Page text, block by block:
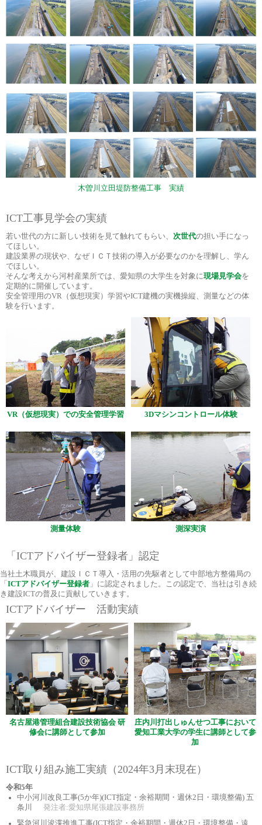
木曽川立田堤防整備工事 実績
ICT工事見学会の実績
若い世代の方に新しい技術を見て触れてもらい、 次世代の担い手になっ
てほしい。
建設業界の現状や、なぜＩＣＴ技術の導入が必要なのかを理解し、学ん
でほしい。
そんな考えから河村産業所では、愛知県の大学生を対象に現場見学会を
定期的に開催しています。
安全管理用のVR（仮想現実）学習やICT建機の実機操縦、測量などの体
験を行います。
VR（仮想現実）での安全管理学習 3Dマシンコントロール体験
測量体験 測深実演
「ICTアドバイザー登録者」認定
当社土木職員が、建設ＩＣＴ導入・活用の先駆者として中部地方整備局の
「 ICTアドバイザー登録者 」に認定されました。この認定で、当社は引き続
き建設ICTの普及に貢献していきます。
ICTアドバイザー 活動実績
名古屋港管理組合建設技術協会 研
修会に講師として参加
庄内川打出しゅんせつ工事において
愛知工業大学の学生に講師として参
加
ICT取り組み施工実績（2024年3月末現在）
令和5年
中小河川改良工事(5か年)(ICT指定・余裕期間・週休2日・環境整備) 五
条川
発注者:愛知県尾張建設事務所
緊急河川浚渫推進工事(ICT指定・余裕期間・週休2日・環境整備・遠